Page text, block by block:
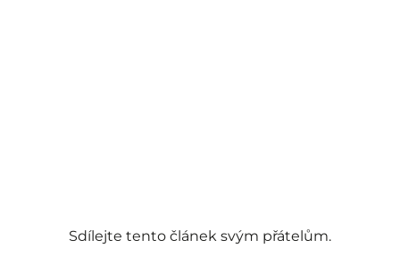
Sdílejte tento článek svým přátelům.